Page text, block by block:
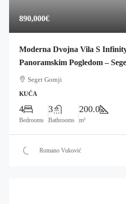
890,000€
Moderna Dvojna Vila S
Panoramskim Pogledom –
Seget Gornji
KUĆA
4
Bedrooms
3
Bathrooms
200.0
m²
Romano Vuković